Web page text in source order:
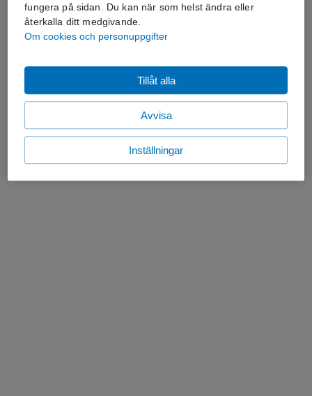
fungera på sidan. Du kan när som helst ändra eller
återkalla ditt medgivande.
Om cookies och personuppgifter
Avvisa
Tillåt alla
Inställningar